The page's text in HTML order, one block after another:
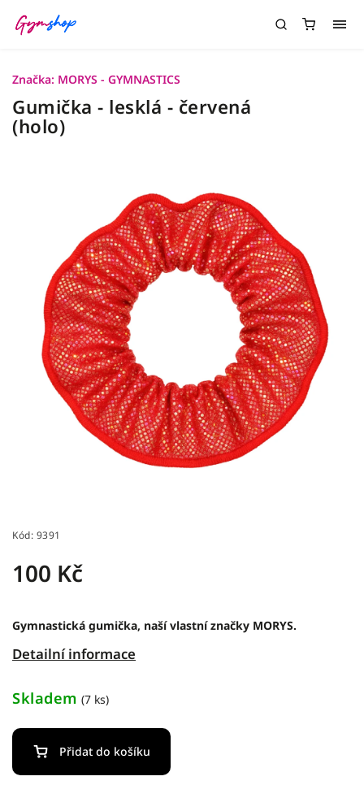
Gumička - lesklá - červená
(holo)
Kód: 9391
100 Kč
Gymnastická gumička, naší vlastní značky MORYS.
Detailní informace
Značka: MORYS - GYMNASTICS
Skladem (7 ks)
Přidat do košíku